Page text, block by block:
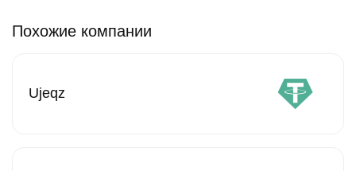
Похожие компании
Ujeqz